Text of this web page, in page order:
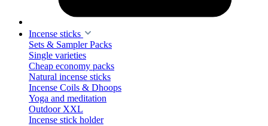
Incense sticks
Sets & Sampler Packs
Single varieties
Cheap economy packs
Natural incense sticks
Incense Coils & Dhoops
Yoga and meditation
Outdoor XXL
Incense stick holder